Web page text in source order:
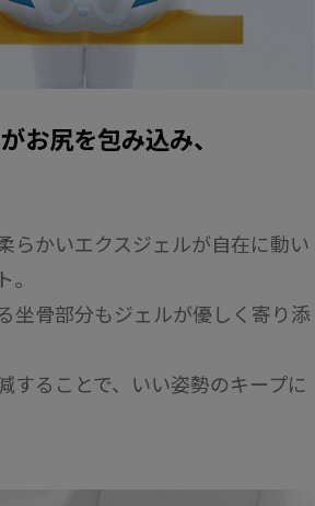
お尻を包み込み、
らかいエクスジェルが自在に動い
坐骨部分もジェルが優しく寄り添
することで、いい姿勢のキープに